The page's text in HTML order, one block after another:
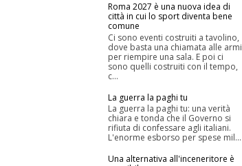
Roma 2027 è una nuova idea di
città in cui lo sport diventa bene
comune
Ci sono eventi costruiti a tavolino,
dove basta una chiamata alle armi
per riempire una sala. E poi ci
sono quelli costruiti con il tempo,
c...
La guerra la paghi tu
La guerra la paghi tu: una verità
chiara e tonda che il Governo si
rifiuta di confessare agli italiani.
L'enorme esborso per spese mil...
Una alternativa all'inceneritore è